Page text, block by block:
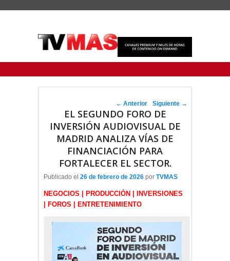
Navegador de artículos
← Anterior Siguiente →
EL SEGUNDO FORO DE
INVERSIÓN AUDIOVISUAL DE
MADRID ANALIZA VÍAS DE
FINANCIACIÓN PARA
FORTALECER EL SECTOR.
Publicado el 26 de febrero de 2026 por TVMAS
NEGOCIOS | PRODUCCIÓN | INVERSIONES
| FOROS | ENTRETENIMIENTO